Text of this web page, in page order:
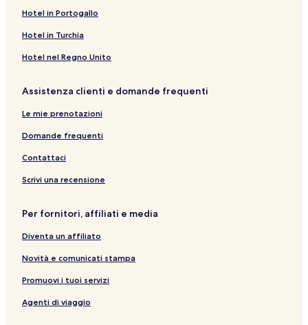
Hotel in Portogallo
Hotel in Turchia
Hotel nel Regno Unito
Assistenza clienti e domande frequenti
Le mie prenotazioni
Domande frequenti
Contattaci
Scrivi una recensione
Per fornitori, affiliati e media
Diventa un affiliato
Novità e comunicati stampa
Promuovi i tuoi servizi
Agenti di viaggio